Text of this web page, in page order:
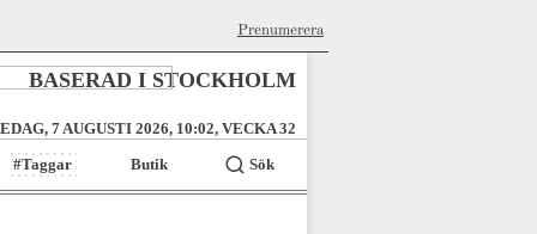
Prenumerera
BASERAD I STOCKHOLM
7 AUGUSTI 2026, 10:02, VECKA 32
#Taggar
Butik Sök